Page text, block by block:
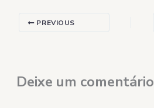
PREVIOUS
Deixe um comentário